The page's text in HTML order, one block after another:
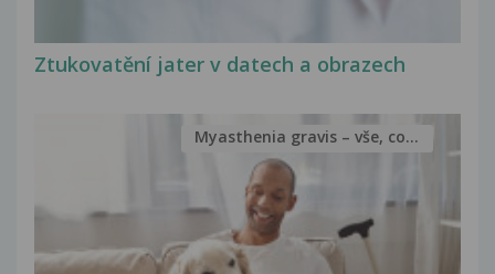
Ztukovatění jater v datech a obrazech
Myasthenia gravis – vše, co...